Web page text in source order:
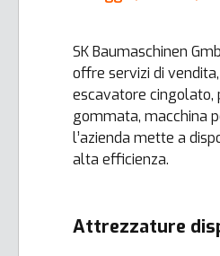
SK Baumaschinen
offre servizi di
escavatore
gommata, macchina
l’azienda mette a
alta efficienza.
Attrezzature